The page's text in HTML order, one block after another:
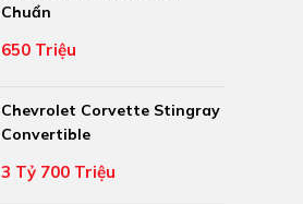
Chuẩn
650 Triệu
Chevrolet Corvette Stingray
Convertible
3 Tỷ 700 Triệu